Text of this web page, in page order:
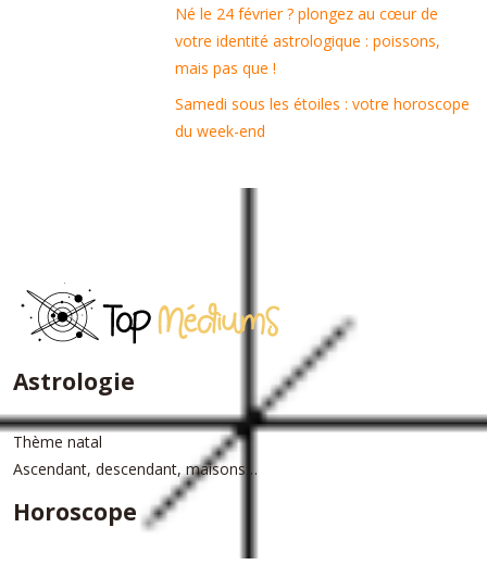
Né le 24 février ? plongez au cœur de
votre identité astrologique : poissons,
mais pas que !
Samedi sous les étoiles : votre horoscope
du week-end
Astrologie
Thème natal
Ascendant, descendant, maisons…
Horoscope